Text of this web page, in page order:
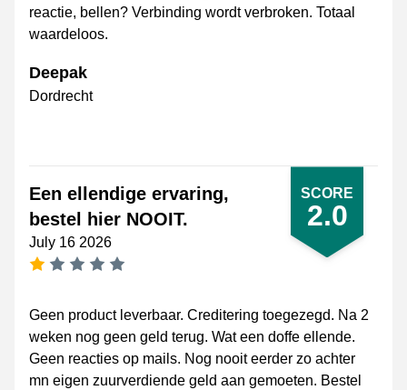
reactie, bellen? Verbinding wordt verbroken. Totaal
waardeloos.
Deepak
Dordrecht
SCORE
2.0
Een ellendige ervaring,
bestel hier NOOIT.
July 16 2026
Geen product leverbaar. Creditering toegezegd. Na 2
weken nog geen geld terug. Wat een doffe ellende.
Geen reacties op mails. Nog nooit eerder zo achter
mn eigen zuurverdiende geld aan gemoeten. Bestel